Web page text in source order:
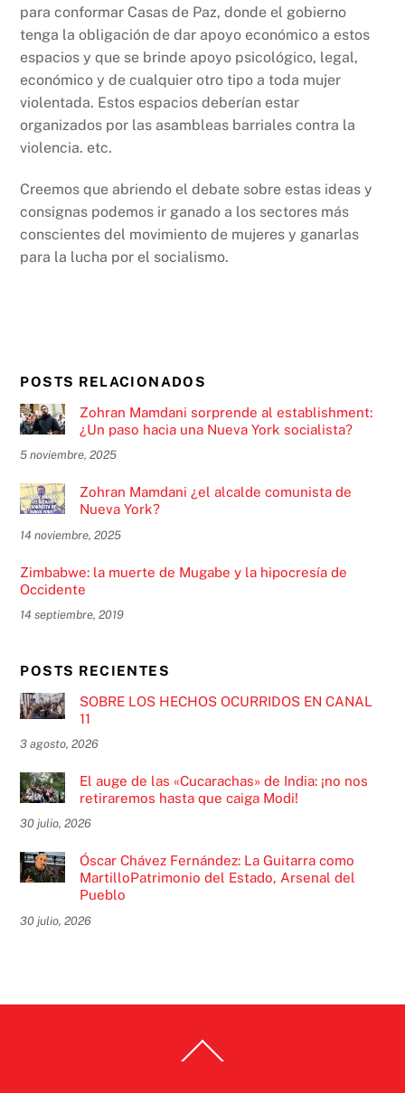
para conformar Casas de Paz, donde el gobierno
tenga la obligación de dar apoyo económico a estos
espacios y que se brinde apoyo psicológico, legal,
económico y de cualquier otro tipo a toda mujer
violentada. Estos espacios deberían estar
organizados por las asambleas barriales contra la
violencia. etc.
Creemos que abriendo el debate sobre estas ideas y
consignas podemos ir ganado a los sectores más
conscientes del movimiento de mujeres y ganarlas
para la lucha por el socialismo.
POSTS RELACIONADOS
Zohran Mamdani sorprende al establishment:
¿Un paso hacia una Nueva York socialista?
5 noviembre, 2025
Zohran Mamdani ¿el alcalde comunista de
Nueva York?
14 noviembre, 2025
Zimbabwe: la muerte de Mugabe y la hipocresía de
Occidente
14 septiembre, 2019
POSTS RECIENTES
SOBRE LOS HECHOS OCURRIDOS EN CANAL
11
3 agosto, 2026
El auge de las «Cucarachas» de India: ¡no nos
retiraremos hasta que caiga Modi!
30 julio, 2026
Óscar Chávez Fernández: La Guitarra como
MartilloPatrimonio del Estado, Arsenal del
Pueblo
30 julio, 2026
To